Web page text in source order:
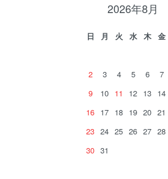
2026年8月
日 月 火 水 木 金
2
3 4 5 6 7
9
10 11 12 13 14
16 17 18 19 20 21
23 24 25 26 27 28
30 31